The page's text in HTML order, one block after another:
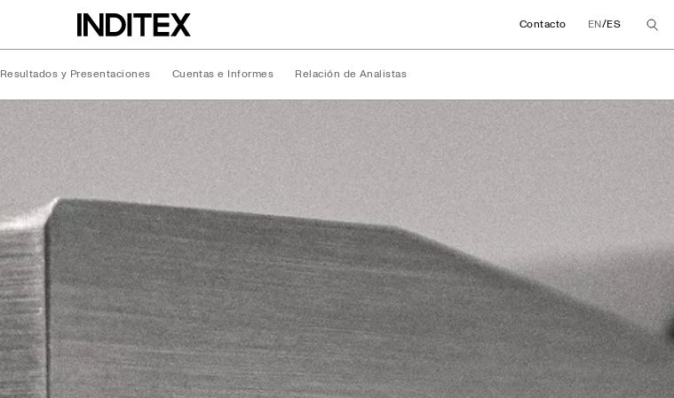
Contacto EN/ES
Resultados y Presentaciones Cuentas e Informes Relación de Analistas